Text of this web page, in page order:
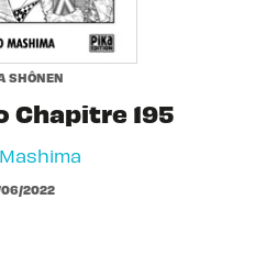
SHÔNEN
Chapitre 195
06/2022